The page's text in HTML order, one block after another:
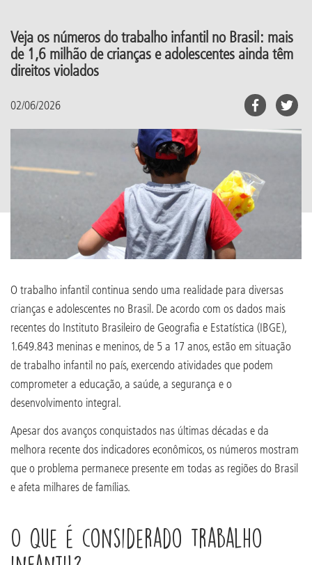
Veja os números do trabalho infantil no Brasil: mais
de 1,6 milhão de crianças e adolescentes ainda têm
direitos violados
02/06/2026
O trabalho infantil continua sendo uma realidade para diversas
crianças e adolescentes no Brasil. De acordo com os dados mais
recentes do Instituto Brasileiro de Geografia e Estatística (IBGE),
1.649.843 meninas e meninos, de 5 a 17 anos, estão em situação
de trabalho infantil no país, exercendo atividades que podem
comprometer a educação, a saúde, a segurança e o
desenvolvimento integral.
Apesar dos avanços conquistados nas últimas décadas e da
melhora recente dos indicadores econômicos, os números mostram
que o problema permanece presente em todas as regiões do Brasil
e afeta milhares de famílias.
O que é considerado trabalho